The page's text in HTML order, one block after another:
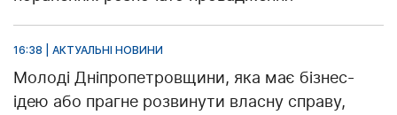
16:38 | АКТУАЛЬНІ НОВИНИ
Молоді Дніпропетровщини, яка має бізнес-
ідею або прагне розвинути власну справу,